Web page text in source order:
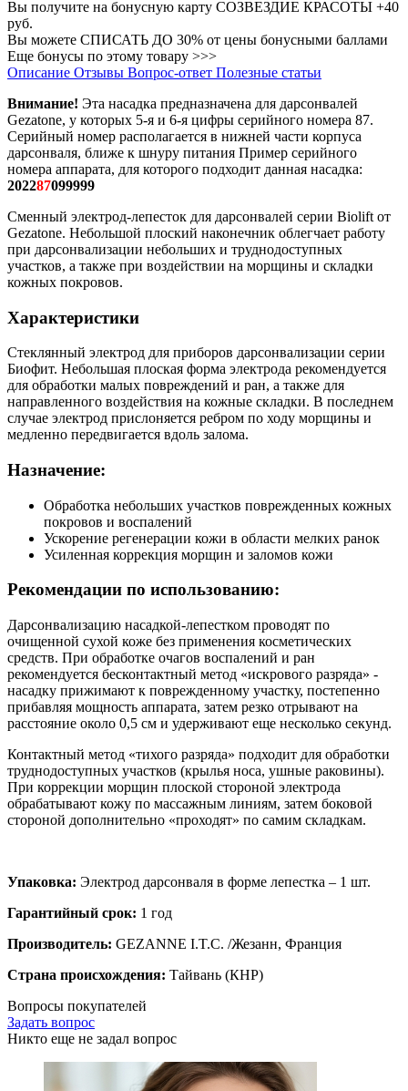
Вы получите на бонусную карту СОЗВЕЗДИЕ КРАСОТЫ +40
руб.
Вы можете СПИСАТЬ ДО 30% от цены бонусными баллами
Еще бонусы по этому товару >>>
Описание Отзывы Вопрос-ответ Полезные статьи
Внимание! Эта насадка предназначена для дарсонвалей
Gezatone, у которых 5-я и 6-я цифры серийного номера 87.
Серийный номер располагается в нижней части корпуса
дарсонваля, ближе к шнуру питания Пример серийного
номера аппарата, для которого подходит данная насадка:
202287099999
Сменный электрод-лепесток для дарсонвалей серии Biolift от
Gezatone. Небольшой плоский наконечник облегчает работу
при дарсонвализации небольших и труднодоступных
участков, а также при воздействии на морщины и складки
кожных покровов.
Характеристики
Стеклянный электрод для приборов дарсонвализации серии
Биофит. Небольшая плоская форма электрода рекомендуется
для обработки малых повреждений и ран, а также для
направленного воздействия на кожные складки. В последнем
случае электрод прислоняется ребром по ходу морщины и
медленно передвигается вдоль залома.
Назначение:
Обработка небольших участков поврежденных кожных
покровов и воспалений
Ускорение регенерации кожи в области мелких ранок
Усиленная коррекция морщин и заломов кожи
Рекомендации по использованию:
Дарсонвализацию насадкой-лепестком проводят по
очищенной сухой коже без применения косметических
средств. При обработке очагов воспалений и ран
рекомендуется бесконтактный метод «искрового разряда» -
насадку прижимают к поврежденному участку, постепенно
прибавляя мощность аппарата, затем резко отрывают на
расстояние около 0,5 см и удерживают еще несколько секунд.
Контактный метод «тихого разряда» подходит для обработки
труднодоступных участков (крылья носа, ушные раковины).
При коррекции морщин плоской стороной электрода
обрабатывают кожу по массажным линиям, затем боковой
стороной дополнительно «проходят» по самим складкам.
Упаковка: Электрод дарсонваля в форме лепестка – 1 шт.
Гарантийный срок: 1 год
Производитель: GEZANNE I.T.C. /Жезанн, Франция
Страна происхождения: Тайвань (КНР)
Вопросы покупателей
Задать вопрос
Никто еще не задал вопрос